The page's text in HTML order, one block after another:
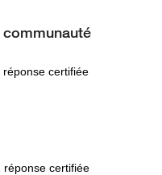
réponse certifiée
réponse certifiée